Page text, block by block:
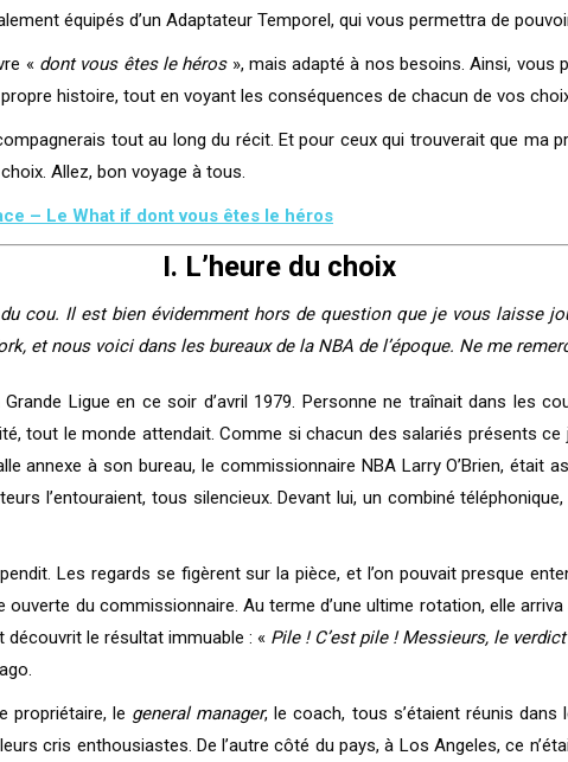
équipés d’un Adaptateur Temporel, qui vous permettra de
« dont vous êtes le héros», mais adapté à nos besoins. Ainsi, vous
histoire, tout en voyant les conséquences de chacun de vos
tout au long du récit. Et pour ceux qui trouverait que ma
Allez, bon voyage à tous.
– Le What if dont vous êtes le héros
I. L’heure du choix
cou. Il est bien évidemment hors de question que je vous laisse
et nous voici dans les bureaux de la NBA de l’époque. Ne me
Ligue en ce soir d’avril 1979. Personne ne traînait dans les
tout le monde attendait. Comme si chacun des salariés présents
annexe à son bureau, le commissionnaire NBA Larry O’Brien, était
l’entouraient, tous silencieux. Devant lui, un combiné
Les regards se figèrent sur la pièce, et l’on pouvait presque
du commissionnaire. Au terme d’une ultime rotation, elle
découvrit le résultat immuable : « Pile ! C’est pile ! Messieurs, le
propriétaire, le general manager, le coach, tous s’étaient réunis
cris enthousiastes. De l’autre côté du pays, à Los Angeles, ce